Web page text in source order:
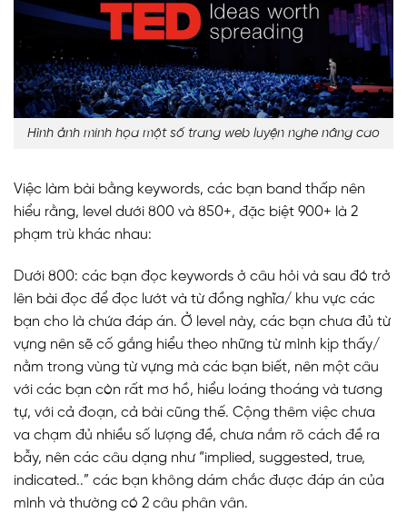
Hình ảnh minh họa một số trang web luyện nghe nâng cao
Việc làm bài bằng keywords, các bạn band thấp nên
hiểu rằng, level dưới 800 và 850+, đặc biệt 900+ là 2
phạm trù khác nhau:
Dưới 800: các bạn đọc keywords ở câu hỏi và sau đó trở
lên bài đọc để đọc lướt và từ đồng nghĩa/ khu vực các
bạn cho là chứa đáp án. Ở level này, các bạn chưa đủ từ
vựng nên sẽ cố gắng hiểu theo những từ mình kịp thấy/
nằm trong vùng từ vựng mà các bạn biết, nên một câu
với các bạn còn rất mơ hồ, hiểu loáng thoáng và tương
tự, với cả đoạn, cả bài cũng thế. Cộng thêm việc chưa
va chạm đủ nhiều số lượng đề, chưa nắm rõ cách đề ra
bẫy, nên các câu dạng như “implied, suggested, true,
indicated..” các bạn không dám chắc được đáp án của
mình và thường có 2 câu phân vân.